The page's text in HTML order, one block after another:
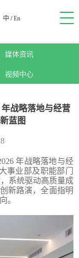
中 /En
媒体资讯
视频中心
战略落地与经营
蓝图
年战略落地与经
事业部及职能部门
系统驱动高质量成
新路演，全面指明
。